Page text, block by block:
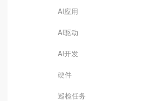
AI应用
AI驱动
AI开发
硬件
巡检任务